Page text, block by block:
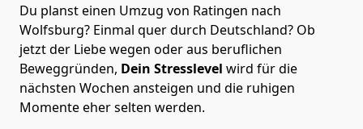
Du planst einen Umzug von Ratingen nach
Wolfsburg? Einmal quer durch Deutschland? Ob
jetzt der Liebe wegen oder aus beruflichen
Beweggründen, Dein Stresslevel wird für die
nächsten Wochen ansteigen und die ruhigen
Momente eher selten werden.